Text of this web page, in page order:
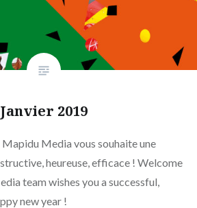
Janvier 2019
Media vous souhaite une
heureuse, efficace ! Welcome
team wishes you a successful,
new year !